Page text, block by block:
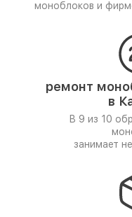
моноблоков и
ремонт
в
В 9 из 10
занимает